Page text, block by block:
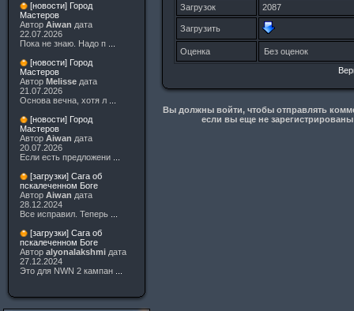
[новости] Город
Мастеров
Автор Aiwan дата
22.07.2026
Пока не знаю. Надо п
[новости] Город
Мастеров
Автор Melisse дата
21.07.2026
Основа вечна, хотя л
[новости] Город
Мастеров
Автор Aiwan дата
20.07.2026
Если есть предложени
[загрузки] Сага об
пскалеченном Боге
Автор Aiwan дата
28.12.2024
Все исправил. Теперь
[загрузки] Сага об
пскалеченном Боге
Автор alyonalakshmi дата
27.12.2024
Это для NWN 2 кампан ...
Загрузок
2087
Загрузить
Оценка
Без оценок
Вы должны войти, чтобы отправлять
если вы еще не